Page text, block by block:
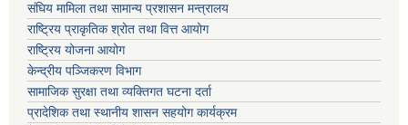
संघिय मामिला तथा सामान्य प्रशासन मन्त्रालय
राष्ट्रिय प्राकृतिक श्रोत तथा वित्त आयोग
राष्ट्रिय योजना आयोग
केन्द्रीय पञ्जिकरण विभाग
सामाजिक सुरक्षा तथा व्यक्तिगत घटना दर्ता
प्रादेशिक तथा स्थानीय शासन सहयोग कार्यक्रम